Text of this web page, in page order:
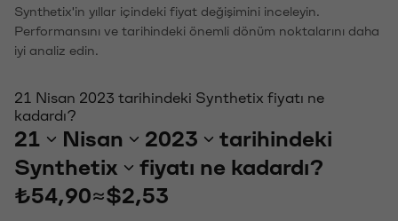
Synthetix'in yıllar içindeki fiyat değişimini inceleyin.
Performansını ve tarihindeki önemli dönüm noktalarını daha
iyi analiz edin.
21 Nisan 2023 tarihindeki Synthetix fiyatı ne
kadardı?
21 Nisan 2023
tarihindeki
Synthetix
fiyatı ne kadardı?
₺54,90≈$2,53